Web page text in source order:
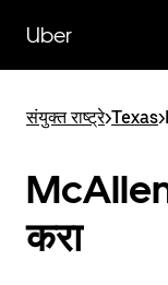
सामग्रीवरUber
संयुक्त राष्ट्रे>Texas>
करा